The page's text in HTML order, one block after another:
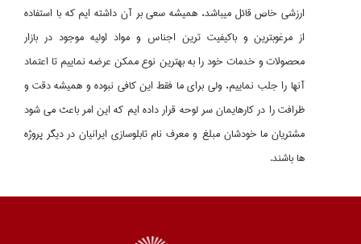
ارزشي خاص قائل ميباشد، هميشه سعي بر آن داشته ايم كه با استفاده
از مرغوبترين و باكيفيت ترين اجناس و مواد اوليه موجود در بازار
محصولات و خدمات خود را به بهترين نوع ممكن عرضه نماييم تا اعتماد
آنها را جلب نماييم، ولي براي ما فقط اين كافي نبوده و هميشه دقت و
ظرافت را در كارهايمان سر لوحه قرار داده ايم كه اين امر باعث مي شود
مشتريان ما خودشان مبلغ و معرف نام تابلوسازي ايرانيان در ديگر پروژه
ها باشند.